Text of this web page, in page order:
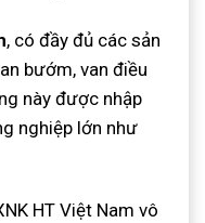
, có đầy đủ các sản
bướm, van điều
này được nhập
nghiệp lớn như
HT Việt Nam vô